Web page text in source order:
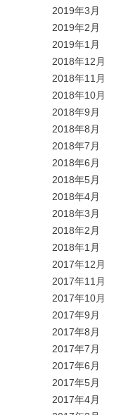
2019年3月
2019年2月
2019年1月
2018年12月
2018年11月
2018年10月
2018年9月
2018年8月
2018年7月
2018年6月
2018年5月
2018年4月
2018年3月
2018年2月
2018年1月
2017年12月
2017年11月
2017年10月
2017年9月
2017年8月
2017年7月
2017年6月
2017年5月
2017年4月